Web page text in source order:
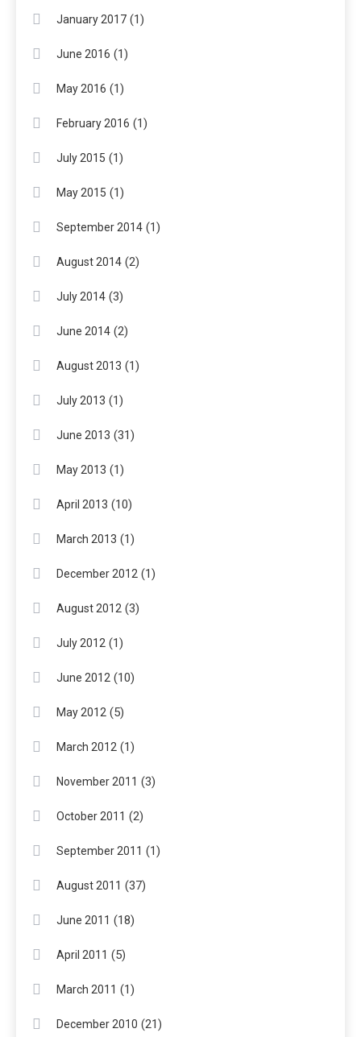
January 2017 (1)
June 2016 (1)
May 2016 (1)
February 2016 (1)
July 2015 (1)
May 2015 (1)
September 2014 (1)
August 2014 (2)
July 2014 (3)
June 2014 (2)
August 2013 (1)
July 2013 (1)
June 2013 (31)
May 2013 (1)
April 2013 (10)
March 2013 (1)
December 2012 (1)
August 2012 (3)
July 2012 (1)
June 2012 (10)
May 2012 (5)
March 2012 (1)
November 2011 (3)
October 2011 (2)
September 2011 (1)
August 2011 (37)
June 2011 (18)
April 2011 (5)
March 2011 (1)
December 2010 (21)